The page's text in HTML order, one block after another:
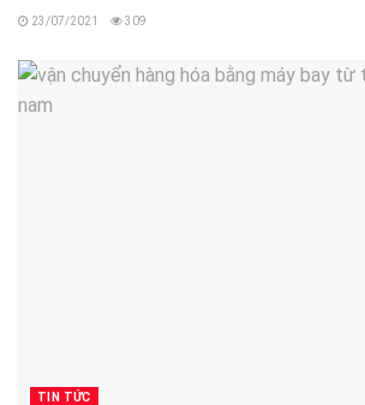
23/07/2021 309
TIN TỨC